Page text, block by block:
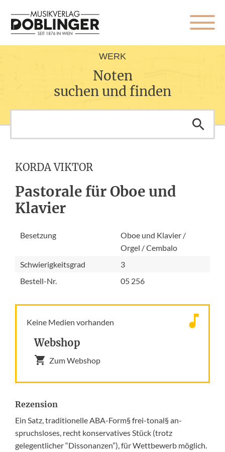
WERK
Noten
suchen und finden
KORDA VIKTOR
Pastorale für Oboe und
Klavier
Besetzung
Oboe und Klavier /
Orgel / Cembalo
Schwierigkeitsgrad
3
Bestell-Nr.
05 256
Keine Medien vorhanden
Webshop
Zum Webshop
Rezension
Ein Satz, traditionelle ABA-Form§ frei-tonal§ an-
spruchsloses, recht konservatives Stück (trotz
gelegentlicher “Dissonanzen”), für Wettbewerb möglich.